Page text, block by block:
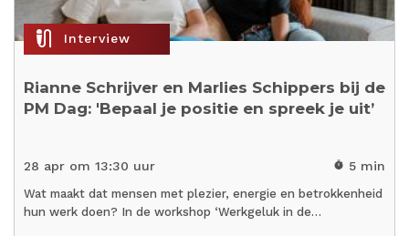
mic_external_on Interview
Rianne Schrijver en Marlies Schippers bij de
PM Dag: 'Bepaal je positie en spreek je uit’
28 apr om 13:30 uur timer 5 min
Wat maakt dat mensen met plezier, energie en betrokkenheid
hun werk doen? In de workshop ‘Werkgeluk in de…